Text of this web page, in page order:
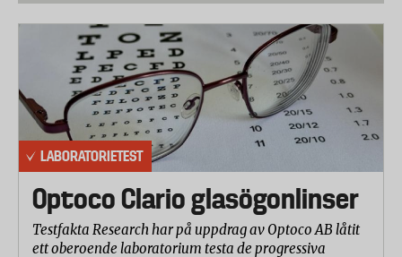
LABORATORIETEST
Optoco Clario glasögonlinser
Testfakta Research har på uppdrag av Optoco AB låtit
ett oberoende laboratorium testa de progressiva